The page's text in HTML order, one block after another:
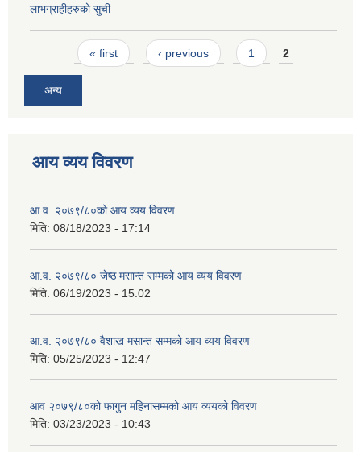
लाभग्राहीहरुको सुची
Pages« first ‹ previous 1 2
अन्य
आय व्यय विवरण
आ.व. २०७९/८०को आय व्यय विवरण
मिति: 08/18/2023 - 17:14
आ.व. २०७९/८० जेष्ठ मसान्त सम्मको आय व्यय विवरण
मिति: 06/19/2023 - 15:02
आ.व. २०७९/८० वैशाख मसान्त सम्मको आय व्यय विवरण
मिति: 05/25/2023 - 12:47
आव २०७९/८०को फागुन महिनासम्मको आय व्ययको विवरण
मिति: 03/23/2023 - 10:43